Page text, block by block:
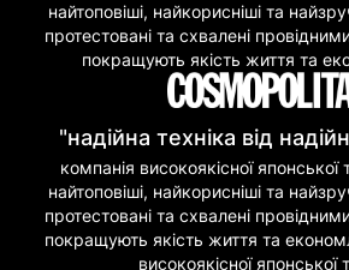
найтоповіші, найкорисніші та
протестовані та схвалені
покращують якість життя та
"надійна техніка від
компанія високоякісної японської
найтоповіші, найкорисніші та
протестовані та схвалені
покращують якість життя та
високоякісної японської